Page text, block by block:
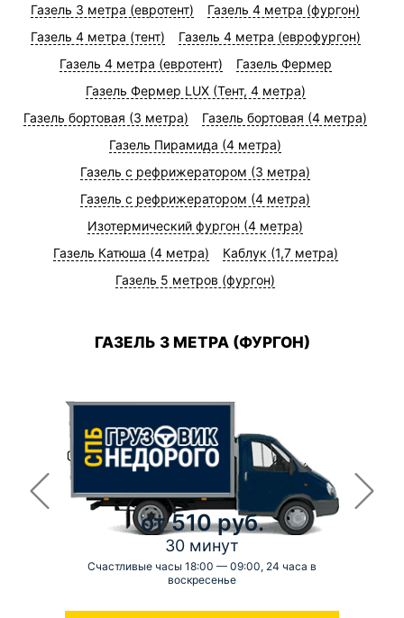
Газель 3 метра (евротент)
Газель 4 метра (фургон)
Газель 4 метра (тент)
Газель 4 метра (еврофургон)
Газель 4 метра (евротент)
Газель Фермер
Газель Фермер LUX (Тент, 4 метра)
Газель бортовая (3 метра)
Газель бортовая (4 метра)
Газель Пирамида (4 метра)
Газель с рефрижератором (3 метра)
Газель с рефрижератором (4 метра)
Изотермический фургон (4 метра)
Газель Катюша (4 метра)
Каблук (1,7 метра)
Газель 5 метров (фургон)
ГАЗЕЛЬ 3 МЕТРА (ФУРГОН)
от 510 руб.
30 минут
Счастливые часы 18:00 — 09:00, 24 часа в
воскресенье
-